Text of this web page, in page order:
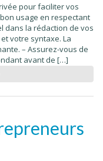
pour faciliter vos
usage en respectant
dans la rédaction de vos
votre syntaxe. La
– Assurez-vous de
avant de […]